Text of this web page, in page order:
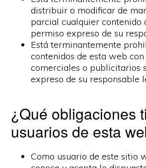
distribuir o modificar de
parcial cualquier contenido
permiso expreso de su
Está terminantemente
contenidos de esta web con
comerciales o publicitarios
expreso de su responsable
¿Qué obligaciones
usuarios de esta
Como usuario de este sitio